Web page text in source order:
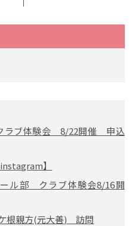
ラブ体験会 8/22開催 申込
】
ル部 クラブ体験会8/16開
根親方(元大善) 訪問